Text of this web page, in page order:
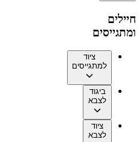
חיילים
ומתגייסים
ציוד
למתגייסים
ביגוד
לצבא
ציוד
לצבא